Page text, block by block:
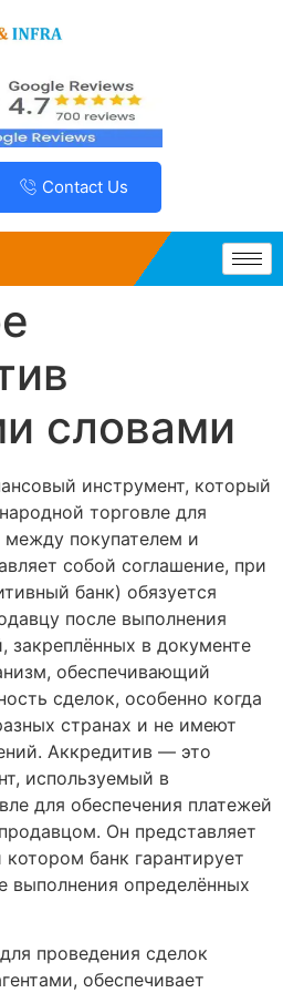
Contact Us
словами
инструмент, который
торговле для
между покупателем и
собой соглашение, при
банк) обязуется
после выполнения
закреплённых в документе
обеспечивающий
сделок, особенно когда
странах и не имеют
Аккредитив — это
используемый в
для обеспечения платежей
Он представляет
банк гарантирует
выполнения определённых
проведения сделок
обеспечивает